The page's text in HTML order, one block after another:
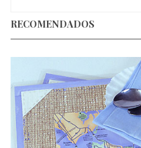
RECOMENDADOS